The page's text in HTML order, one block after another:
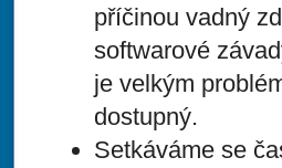
příčinou vadný
softwarové
je velkým
dostupný.
Setkáváme se